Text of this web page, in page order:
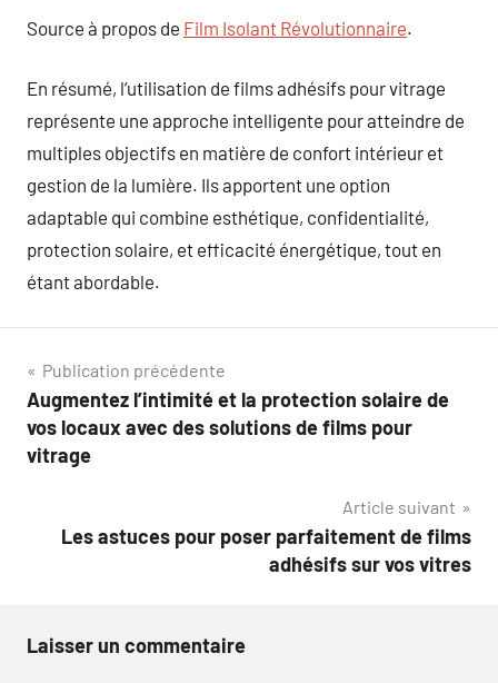
Source à propos de Film Isolant Révolutionnaire.
En résumé, l’utilisation de films adhésifs pour vitrage
représente une approche intelligente pour atteindre de
multiples objectifs en matière de confort intérieur et
gestion de la lumière. Ils apportent une option
adaptable qui combine esthétique, confidentialité,
protection solaire, et efficacité énergétique, tout en
étant abordable.
Navigation
de
l’article
Publication précédente
Augmentez l’intimité et la protection solaire de
vos locaux avec des solutions de films pour
vitrage
Article suivant
Les astuces pour poser parfaitement de films
adhésifs sur vos vitres
Laisser un commentaire